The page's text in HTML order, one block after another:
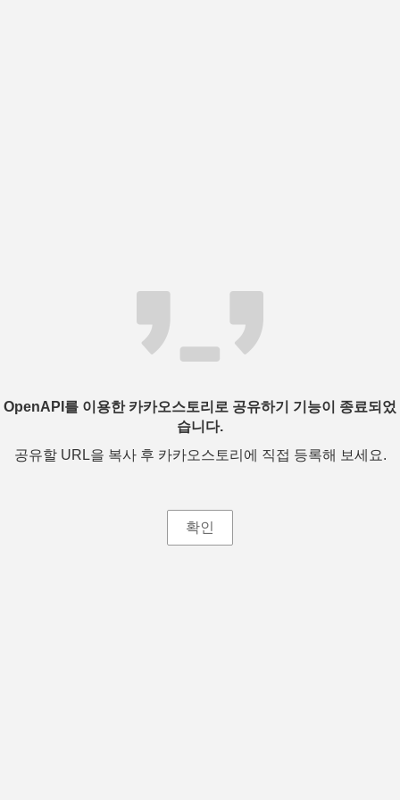
OpenAPI를 이용한 카카오스토리로 공유하기 기능이 종료되었
습니다.
공유할 URL을 복사 후 카카오스토리에 직접 등록해 보세요.
확인